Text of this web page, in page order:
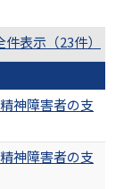
件表示（23件）
神障害者の支
神障害者の支